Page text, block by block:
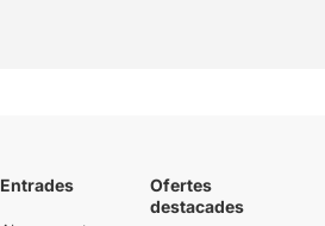
No cal dir com va quedar el
Entrades
Ofertes
destacades